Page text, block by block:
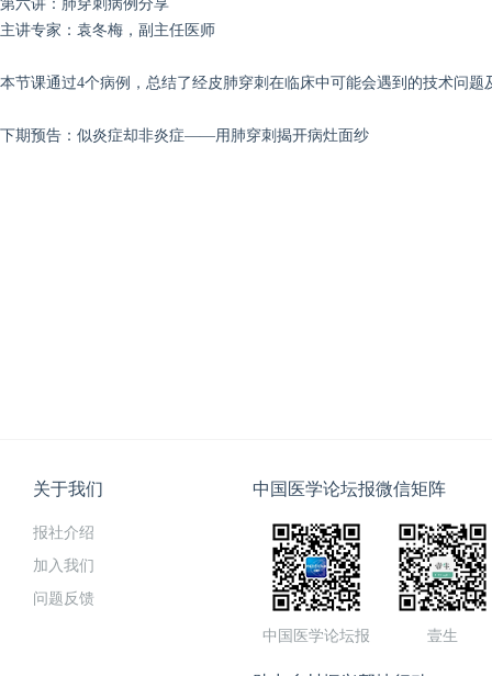
第六讲：肺穿刺病例分享
主讲专家：袁冬梅，副主任医师
本节课通过4个病例，总结了经皮肺穿刺在临床中可能会遇到的技术问题
下期预告： 似炎症却非炎症——用肺穿刺揭开病灶面纱
关于我们
报社介绍
加入我们
问题反馈
中国医学论坛报微信矩阵
中国医学论坛报 壹生